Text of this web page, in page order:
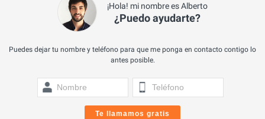
¡Hola! mi nombre es Alberto
¿Puedo ayudarte?
Puedes dejar tu nombre y teléfono para que me ponga en contacto contigo lo
antes posible.
Te llamamos gratis